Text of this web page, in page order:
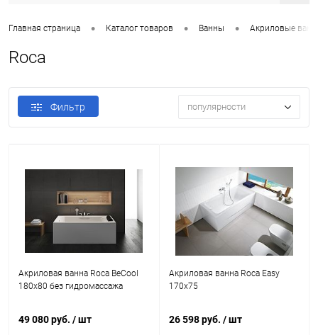
Главная страница • Каталог товаров • Ванны • Акриловые
Roca
Фильтр популярности
Акриловая ванна Roca BeCool
180x80 без гидромассажа
49 080 руб. / шт
Акриловая ванна Roca Easy
170x75
26 598 руб. / шт